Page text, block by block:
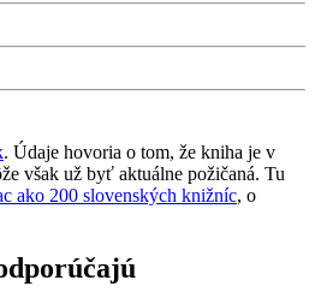
. Údaje hovoria o tom, že kniha je v
však už byť aktuálne požičaná. Tu
ako 200 slovenských knižníc, o